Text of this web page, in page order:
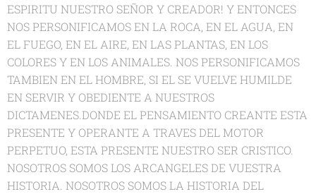
ESPIRITU NUESTRO SEÑOR Y CREADOR! Y ENTONCES
NOS PERSONIFICAMOS EN LA ROCA, EN EL AGUA, EN
EL FUEGO, EN EL AIRE, EN LAS PLANTAS, EN LOS
COLORES Y EN LOS ANIMALES. NOS PERSONIFICAMOS
TAMBIEN EN EL HOMBRE, SI EL SE VUELVE HUMILDE
EN SERVIR Y OBEDIENTE A NUESTROS
DICTAMENES.DONDE EL PENSAMIENTO CREANTE ESTA
PRESENTE Y OPERANTE A TRAVES DEL MOTOR
PERPETUO, ESTA PRESENTE NUESTRO SER CRISTICO.
NOSOTROS SOMOS LOS ARCANGELES DE VUESTRA
HISTORIA. NOSOTROS SOMOS LA HISTORIA DEL